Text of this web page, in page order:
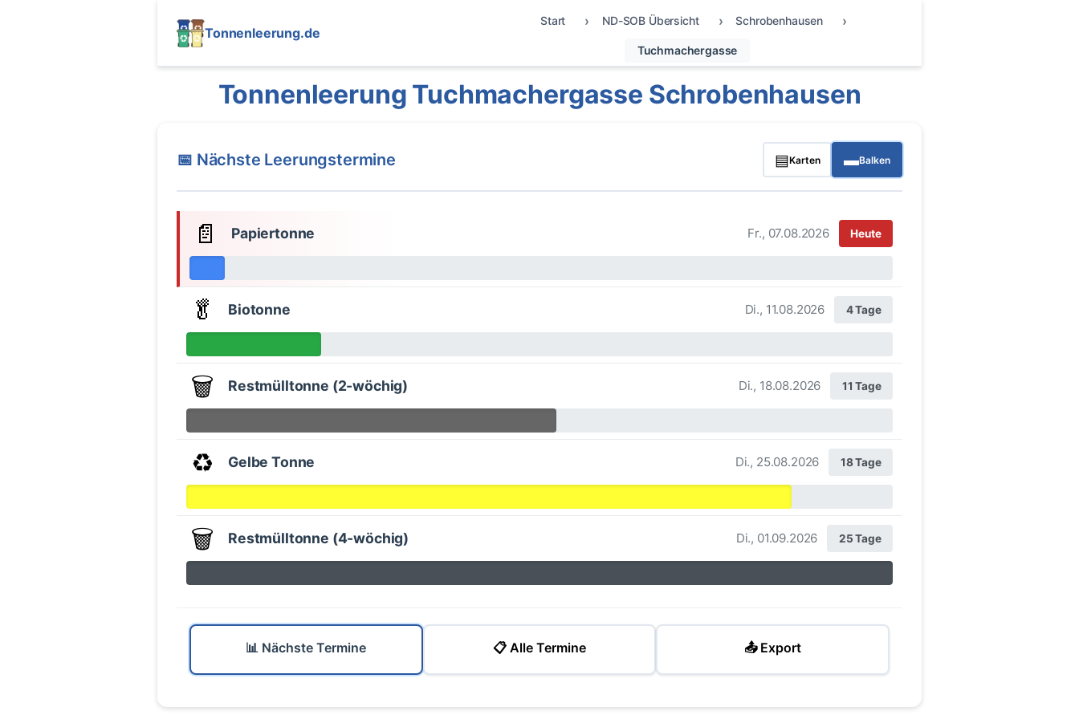
Tonnenleerung.de
Start ND-SOB Übersicht Schrobenhausen
Tuchmachergasse
Tonnenleerung Tuchmachergasse Schrobenhausen
📅 Nächste Leerungstermine ▤Karten ▬Balken
📄 Papiertonne Fr., 07.08.2026 Heute
🥬 Biotonne Di., 11.08.2026 4 Tage
🗑️ Restmülltonne (2-wöchig) Di., 18.08.2026 11 Tage
♻️ Gelbe Tonne Di., 25.08.2026 18 Tage
🗑️ Restmülltonne (4-wöchig) Di., 01.09.2026 25 Tage
📊 Nächste Termine 📋 Alle Termine 📤 Export